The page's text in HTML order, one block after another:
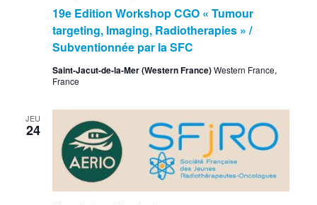
19e Edition Workshop CGO « Tumour
targeting, Imaging, Radiotherapies » /
Subventionnée par la SFC
Saint-Jacut-de-la-Mer (Western France)Western France,
France
JEU
24